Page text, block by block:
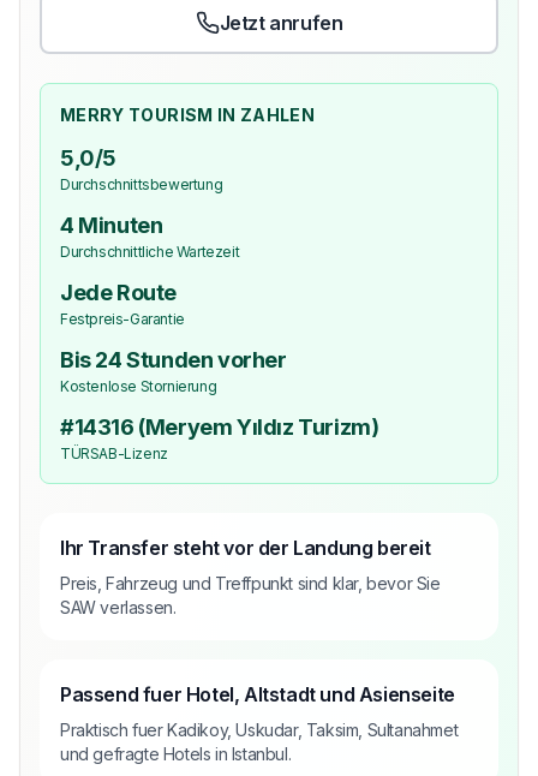
Jetzt anrufen
MERRY TOURISM IN ZAHLEN
5,0/5
Durchschnittsbewertung
4 Minuten
Durchschnittliche Wartezeit
Jede Route
Festpreis-Garantie
Bis 24 Stunden vorher
Kostenlose Stornierung
#14316 (Meryem Yıldız Turizm)
TÜRSAB-Lizenz
Ihr Transfer steht vor der Landung bereit
Preis, Fahrzeug und Treffpunkt sind klar, bevor Sie
SAW verlassen.
Passend fuer Hotel, Altstadt und Asienseite
Praktisch fuer Kadikoy, Uskudar, Taksim, Sultanahmet
und gefragte Hotels in Istanbul.